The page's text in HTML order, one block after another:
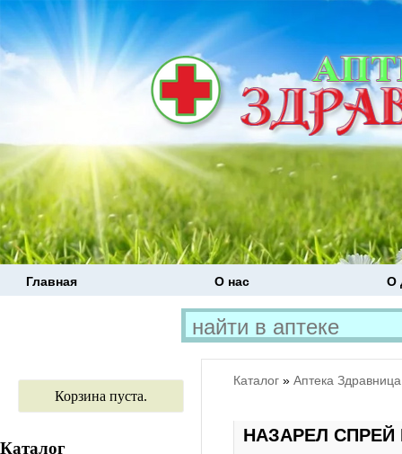
Главная О нас О
Корзина пуста.
Каталог
Каталог » Аптека Здравница
НАЗАРЕЛ СПРЕЙ